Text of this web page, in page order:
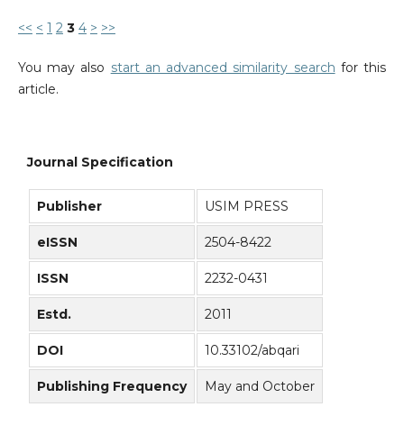
<< < 1 2 3 4 > >>
You may also start an advanced similarity search for this
article.
Journal Specification
Publisher USIM PRESS
eISSN 2504-8422
ISSN 2232-0431
Estd. 2011
DOI 10.33102/abqari
Publishing Frequency May and October